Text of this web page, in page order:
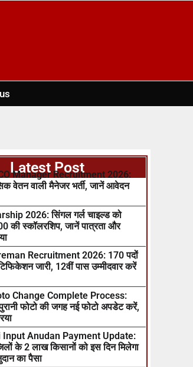
Latest Post
Manager Recruitment 2026:
वेतन वाली मैनेजर भर्ती, जानें आवेदन
2026: सिंगल गर्ल चाइल्ड को
की स्कॉलरशिप, जानें पात्रता और
Recruitment 2026: 170 पदों
जारी, 12वीं पास उम्मीदवार करें
Change Complete Process:
फोटो की जगह नई फोटो अपडेट करें,
Input Anudan Payment Update:
के 2 लाख किसानों को इस दिन मिलेगा
का पैसा